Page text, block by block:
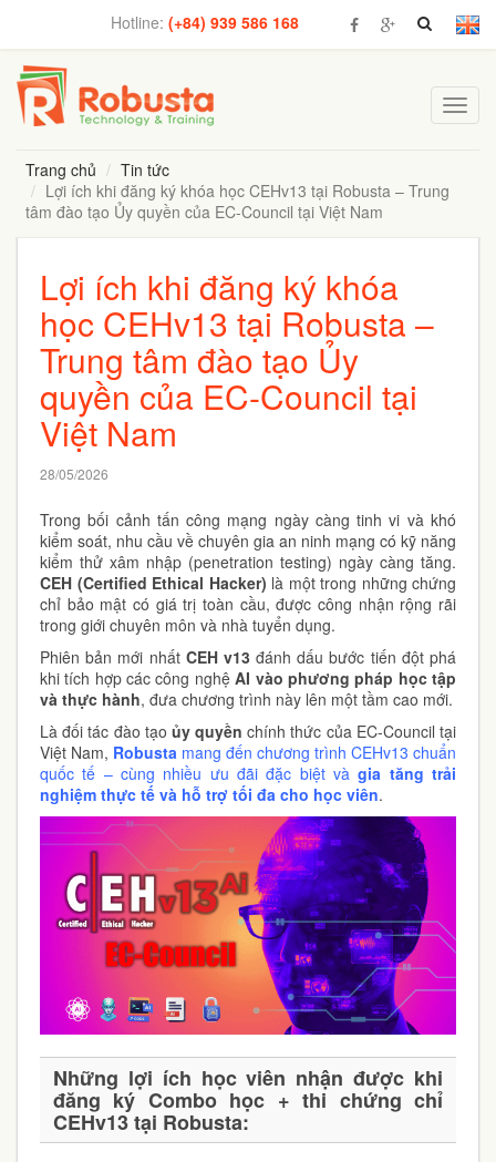
Hotline: (+84) 939 586 168
Trang chủ
Tin tức
Lợi ích khi đăng ký khóa học CEHv13 tại Robusta – Trung
tâm đào tạo Ủy quyền của EC-Council tại Việt Nam
Lợi ích khi đăng ký khóa
học CEHv13 tại Robusta –
Trung tâm đào tạo Ủy
quyền của EC-Council tại
Việt Nam
28/05/2026
Trong bối cảnh tấn công mạng ngày càng tinh vi và khó
kiểm soát, nhu cầu về chuyên gia an ninh mạng có kỹ năng
kiểm thử xâm nhập (penetration testing) ngày càng tăng.
CEH (Certified Ethical Hacker) là một trong những chứng
chỉ bảo mật có giá trị toàn cầu, được công nhận rộng rãi
trong giới chuyên môn và nhà tuyển dụng.
Phiên bản mới nhất CEH v13 đánh dấu bước tiến đột phá
khi tích hợp các công nghệAI vào phương pháp học tập
và thực hành, đưa chương trình này lên một tầm cao mới.
Là đối tác đào tạo ủyquyền chính thức của EC-Council tại
Việt Nam, Robusta mang đến chương trình CEHv13 chuẩn
quốc tế – cùng nhiều ưu đãi đặc biệt vàgia tăng trải
nghiệm thực tế và hỗ trợ tối đa cho học viên.
Những lợi ích học viên nhận được khi
đăng ký Combo học + thi chứng chỉ
CEHv13tại Robusta: